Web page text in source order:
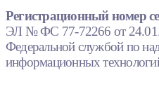
Регистрационный номер
ЭЛ № ФС 77-72266 от
Федеральной службой по
информационных